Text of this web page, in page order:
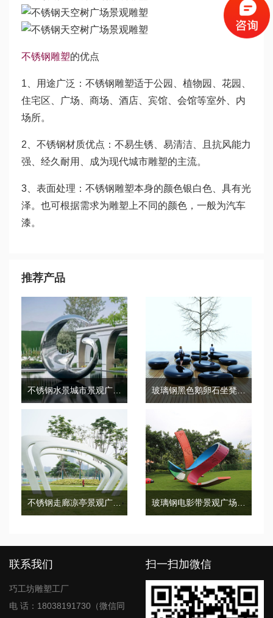
不锈钢雕塑的优点
1、用途广泛：不锈钢雕塑适于公园、植物园、花园、
住宅区、广场、商场、酒店、宾馆、会馆等室外、内
场所。
2、不锈钢材质优点：不易生锈、易清洁、且抗风能力
强、经久耐用、成为现代城市雕塑的主流。
3、表面处理：不锈钢雕塑本身的颜色银白色、具有光
泽。也可根据需求为雕塑上不同的颜色，一般为汽车
漆。
推荐产品
不锈钢水景城市景观广场雕塑 玻璃钢黑色鹅卵石坐凳创意景观美陈户外休息椅定制
不锈钢走廊凉亭景观广场金属廊架 玻璃钢电影带景观广场雕塑
联系我们
巧工坊雕塑工厂
电 话：18038191730（微信同
扫一扫加微信